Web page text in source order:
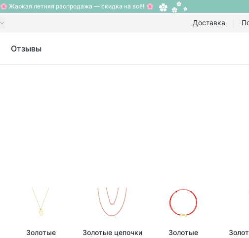
🌸 Жаркая летняя распродажа — скидка на всё! 🌸
Доставка
Отзывы
Золотые
Золотые цепочки
Золотые